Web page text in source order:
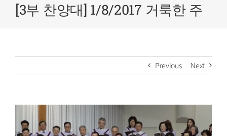
[3부 찬양대] 1/8/2017 거룩한 주
Previous Next